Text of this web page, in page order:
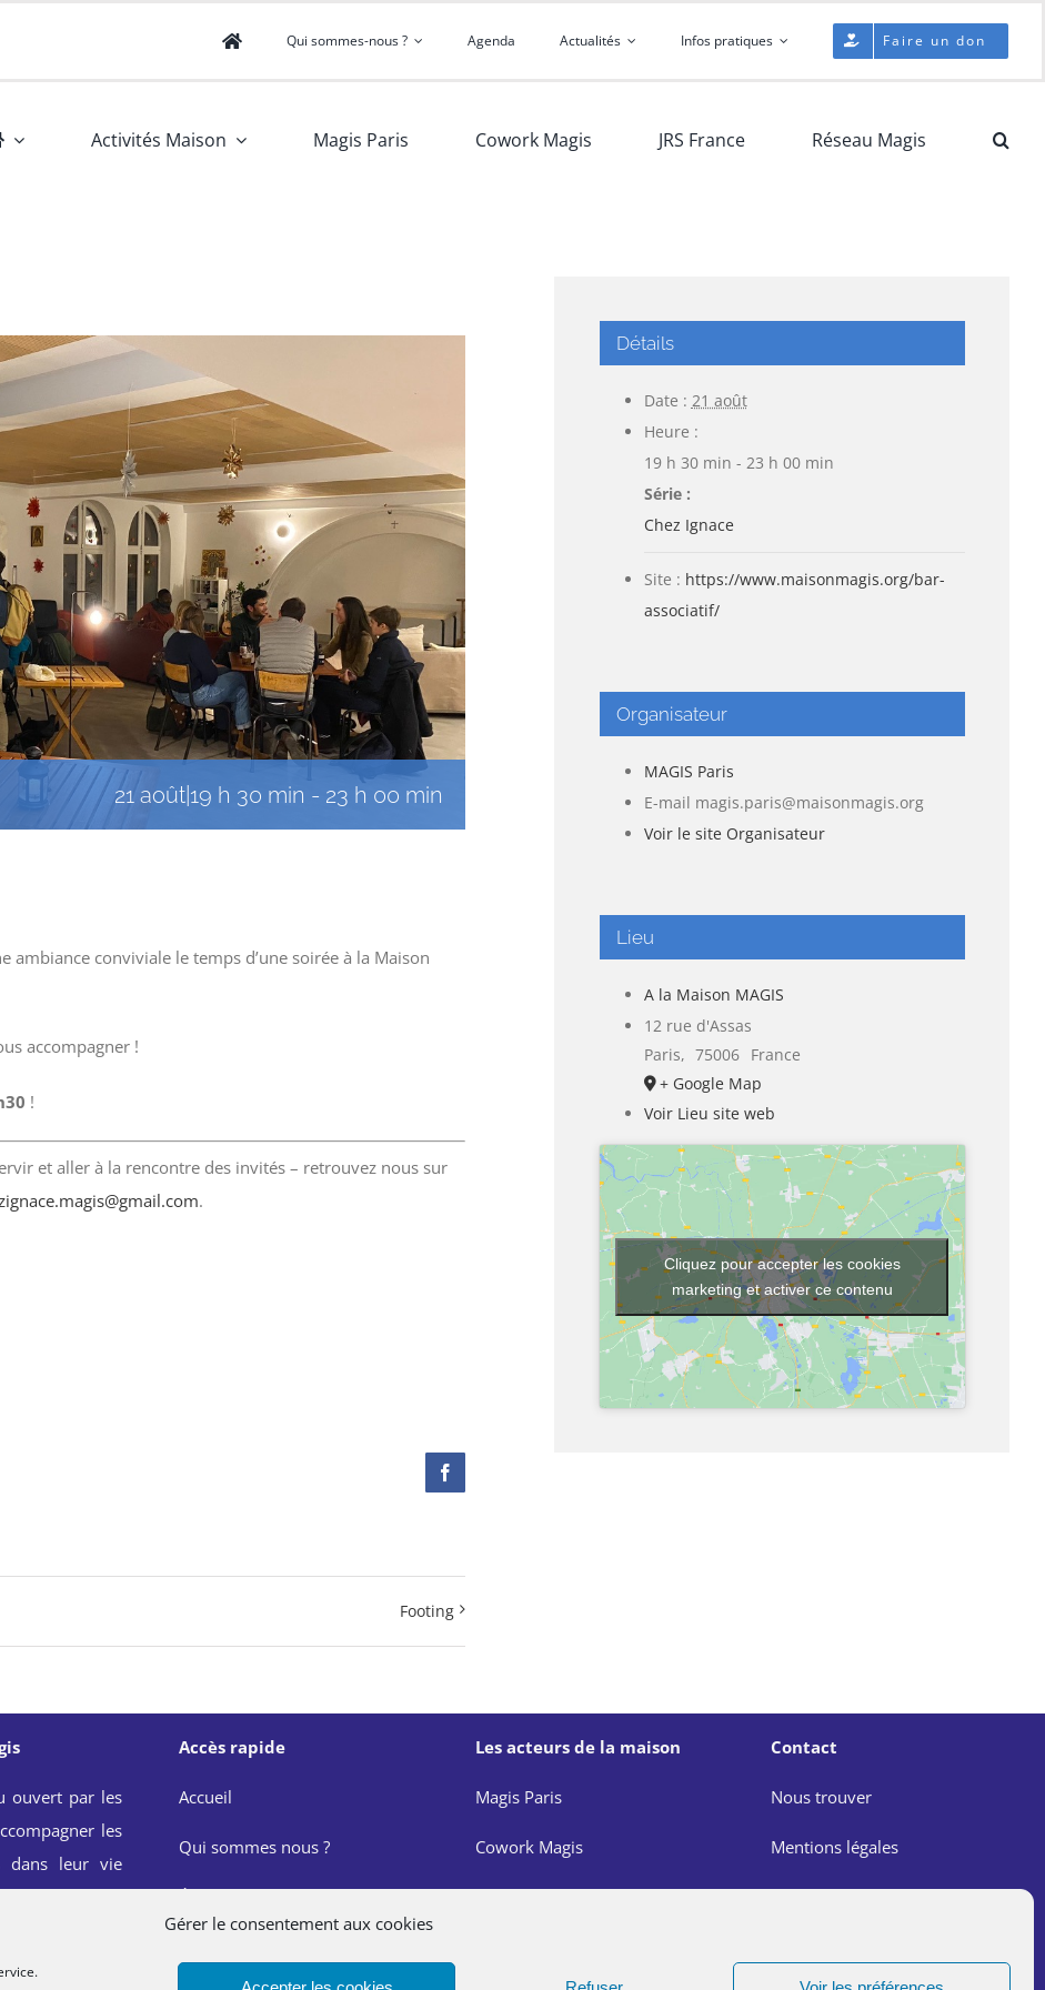
Gérer le consentement aux cookies
Qui sommes-nous ? Agenda Actualités Infos pratiques Faire un don
Activités Maison Magis Paris Cowork Magis JRS France Réseau Magis
21 août|19 h 30 min - 23 h 00 min
ambiance conviviale le temps d’une soirée à la Maison
accompagner !
!
et aller à la rencontre des invités – retrouvez nous sur
.
Facebook
Footing
Détails
Date : 21 août
Heure :
19 h 30 min - 23 h 00 min
Série :
Chez Ignace
Site : https://www.maisonmagis.org/bar-
associatif/
Organisateur
MAGIS Paris
E-mail magis.paris@maisonmagis.org
Voir le site Organisateur
Lieu
A la Maison MAGIS
12 rue d'Assas
Paris, 75006 France
+ Google Map
Voir Lieu site web
Cliquez pour accepter les cookies
marketing et activer ce contenu
ouvert par les
les
dans leur vie
et
Accès rapide
Accueil
Qui sommes nous ?
Événements
Les acteurs de la maison
Magis Paris
Cowork Magis
JRS France
Contact
Nous trouver
Mentions légales
Politique de confidentialité
l’Église